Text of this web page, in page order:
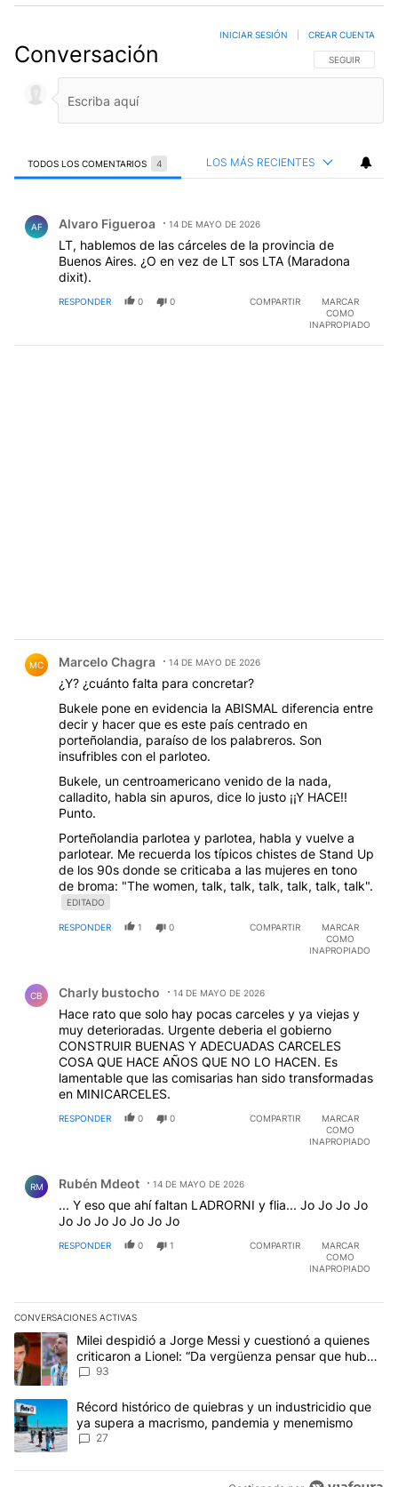
Conversación SIGA ESTA
SEGUIR
INICIAR SESIÓN CREAR CUENTA
TODOS LOS COMENTARIOS 4 LOS MÁS RECIENTES
AF Alvaro Figueroa 14 DE MAYO DE 2026
LT, hablemos de las cárceles de la provincia de
Buenos Aires. ¿O en vez de LT sos LTA (Maradona
dixit).
RESPONDER 0 0 COMPARTIR
MARCAR
COMO
INAPROPIADO
MC Marcelo Chagra 14 DE MAYO DE 2026
¿Y? ¿cuánto falta para concretar?
Bukele pone en evidencia la ABISMAL diferencia entre
decir y hacer que es este país centrado en
porteñolandia, paraíso de los palabreros. Son
insufribles con el parloteo.
Bukele, un centroamericano venido de la nada,
calladito, habla sin apuros, dice lo justo ¡¡Y HACE!!
Punto.
Porteñolandia parlotea y parlotea, habla y vuelve a
parlotear. Me recuerda los típicos chistes de Stand Up
de los 90s donde se criticaba a las mujeres en tono
de broma: "The women, talk, talk, talk, talk, talk, talk".
EDITADO
RESPONDER 1 0 COMPARTIR
MARCAR
COMO
INAPROPIADO
CB Charly bustocho 14 DE MAYO DE 2026
Hace rato que solo hay pocas carceles y ya viejas y
muy deterioradas. Urgente deberia el gobierno
CONSTRUIR BUENAS Y ADECUADAS CARCELES
COSA QUE HACE AÑOS QUE NO LO HACEN. Es
lamentable que las comisarias han sido transformadas
en MINICARCELES.
RESPONDER 0 0 COMPARTIR
MARCAR
COMO
INAPROPIADO
RM Rubén Mdeot 14 DE MAYO DE 2026
... Y eso que ahí faltan LADRORNI y flia... Jo Jo Jo Jo
Jo Jo Jo Jo Jo Jo Jo
RESPONDER 0 1 COMPARTIR
MARCAR
COMO
INAPROPIADO
CONVERSACIONES ACTIVAS
Este listado muestra los artículos con más comentarios en los
Un artículo de tendencia con el título "Milei despidió a Jorge
Milei despidió a Jorge Messi y cuestionó a quienes
criticaron a Lionel: “Da vergüenza pensar que hubo
anti-Messi”
93
Un artículo de tendencia con el título "Récord histórico de
Récord histórico de quiebras y un industricidio que
ya supera a macrismo, pandemia y menemismo
27